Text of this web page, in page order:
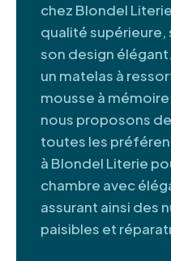
chez Blondel
qualité
son design
un matelas à
mousse à
nous proposons
toutes les
à Blondel Literie
chambre avec
assurant ainsi des
paisibles et